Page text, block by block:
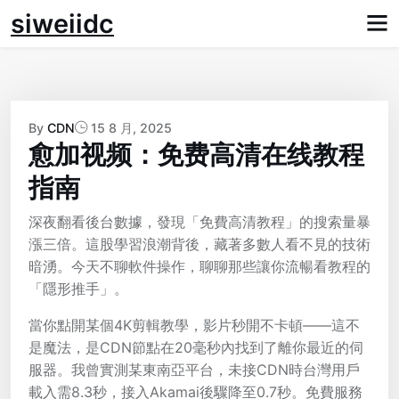
Skip
tosiweiidc
By CDN 15 8 月, 2025
愈加视频：免费高清在线教程
指南
深夜翻看後台數據，發現「免費高清教程」的搜索量暴
漲三倍。這股學習浪潮背後，藏著多數人看不見的技術
暗湧。今天不聊軟件操作，聊聊那些讓你流暢看教程的
「隱形推手」。
當你點開某個4K剪輯教學，影片秒開不卡頓——這不
是魔法，是CDN節點在20毫秒內找到了離你最近的伺
服器。我曾實測某東南亞平台，未接CDN時台灣用戶
載入需8.3秒，接入Akamai後驟降至0.7秒。免費服務